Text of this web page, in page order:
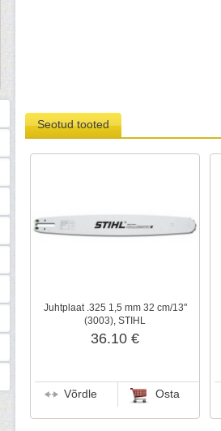
Seotud tooted
Juhtplaat .325 1,5 mm 32 cm/13"
(3003), STIHL
36.10 €
Võrdle Osta